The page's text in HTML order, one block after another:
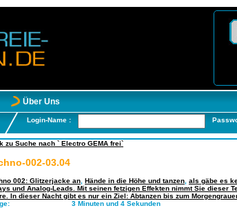
Über Uns
Login-Name :
zu Suche nach ` Electro GEMA frei`
002-03.04
002: Glitzerjacke an Hände in die Höhe und tanzen als gäbe es
und Analog-Leads. Mit seinen fetzigen Effekten nimmt Sie dieser
In dieser Nacht gibt es nur ein Ziel: Abtanzen bis zum
3 Minuten und 4 Sekunden